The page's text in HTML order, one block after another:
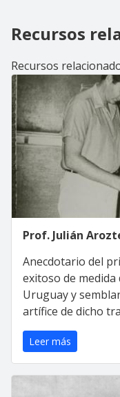
Recursos
Recursos
Prof. Julián
Anecdotario del
exitoso de medida
Uruguay y
artífice de dicho
Leer más